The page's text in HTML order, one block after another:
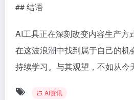
## 结语
AI工具正在深刻改变内容生产方
在这波浪潮中找到属于自己的机
持续学习。与其观望，不如从今
AI资讯